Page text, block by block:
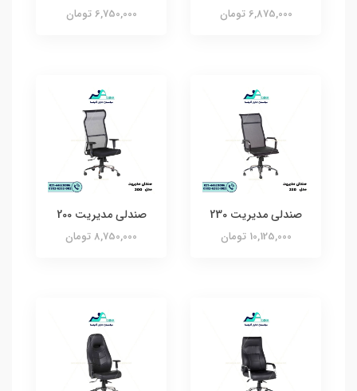
6,875,000 تومان 6,750,000 تومان
صندلی مدیریت 230
10,125,000 تومان
صندلی مدیریت 200
8,750,000 تومان